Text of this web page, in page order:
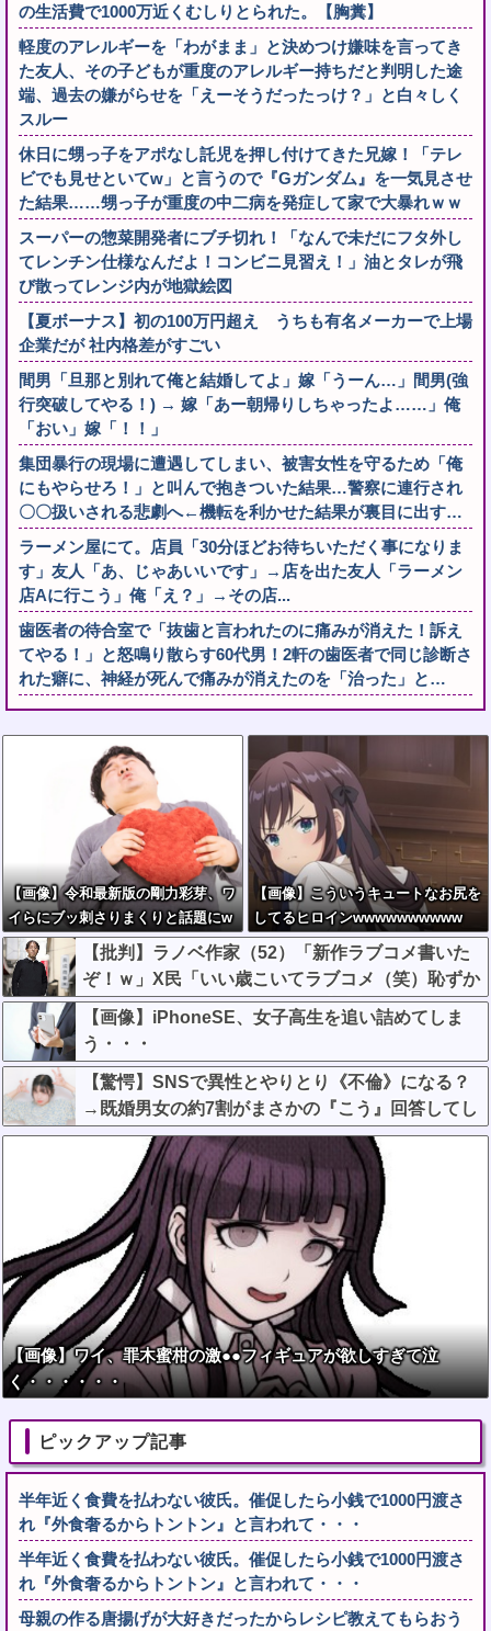
の生活費で1000万近くむしりとられた。【胸糞】
軽度のアレルギーを「わがまま」と決めつけ嫌味を言ってき
た友人、その子どもが重度のアレルギー持ちだと判明した途
端、過去の嫌がらせを「えーそうだったっけ？」と白々しく
スルー
休日に甥っ子をアポなし託児を押し付けてきた兄嫁！「テレ
ビでも見せといてw」と言うので『Gガンダム』を一気見させ
た結果……甥っ子が重度の中二病を発症して家で大暴れｗｗ
スーパーの惣菜開発者にブチ切れ！「なんで未だにフタ外し
てレンチン仕様なんだよ！コンビニ見習え！」油とタレが飛
び散ってレンジ内が地獄絵図
【夏ボーナス】初の100万円超え うちも有名メーカーで上場
企業だが 社内格差がすごい
間男「旦那と別れて俺と結婚してよ」嫁「うーん…」間男(強
行突破してやる！) → 嫁「あー朝帰りしちゃったよ……」俺
「おい」嫁「！！」
集団暴行の現場に遭遇してしまい、被害女性を守るため「俺
にもやらせろ！」と叫んで抱きついた結果…警察に連行され
〇〇扱いされる悲劇へ←機転を利かせた結果が裏目に出す…
ラーメン屋にて。店員「30分ほどお待ちいただく事になりま
す」友人「あ、じゃあいいです」→店を出た友人「ラーメン
店Aに行こう」俺「え？」→その店...
歯医者の待合室で「抜歯と言われたのに痛みが消えた！訴え
てやる！」と怒鳴り散らす60代男！2軒の歯医者で同じ診断さ
れた癖に、神経が死んで痛みが消えたのを「治った」と…
【画像】令和最新版の剛力彩芽、ワ
イらにブッ刺さりまくりと話題にw
w w w w w w w w w w w w
【画像】こういうキュートなお尻を
してるヒロインwwwwwwwwww
【批判】ラノベ作家（52）「新作ラブコメ書いた
ぞ！ｗ」X民「いい歳こいてラブコメ（笑）恥ずか
しくないの？」←やめたれｗと話題に
【画像】iPhoneSE、女子高生を追い詰めてしま
う・・・
【驚愕】SNSで異性とやりとり《不倫》になる？
→既婚男女の約7割がまさかの『こう』回答してし
まうw w w w w w w w
【画像】ワイ、罪木蜜柑の激●●フィギュアが欲しすぎて泣
く・・・・・・
ピックアップ記事
半年近く食費を払わない彼氏。催促したら小銭で1000円渡さ
れ『外食奢るからトントン』と言われて・・・
半年近く食費を払わない彼氏。催促したら小銭で1000円渡さ
れ『外食奢るからトントン』と言われて・・・
母親の作る唐揚げが大好きだったからレシピ教えてもらおう